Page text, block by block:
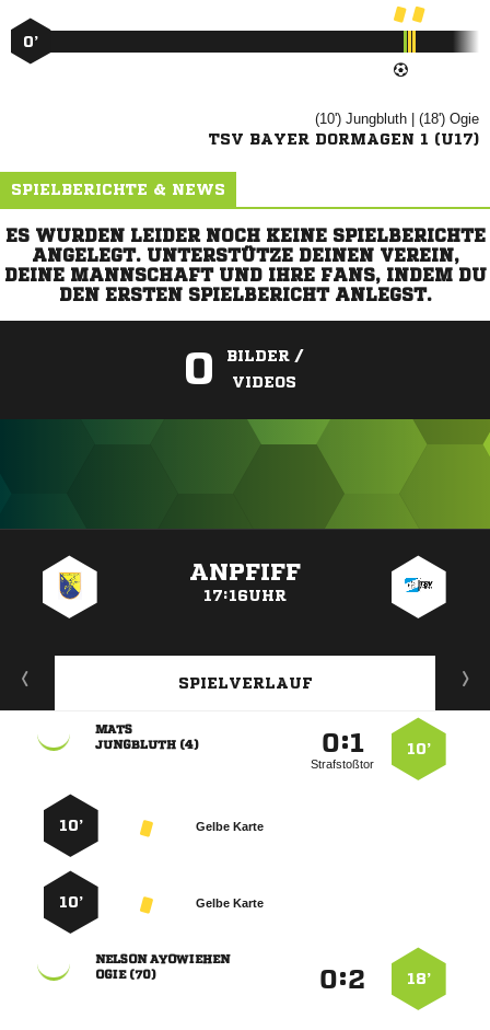
0’
(10')  | (18') 
TSV BAYER DORMAGEN 1 (U17)
SPIELBERICHTE & NEWS
ES WURDEN LEIDER NOCH KEINE SPIELBERICHTE
ANGELEGT. UNTERSTÜTZE DEINEN VEREIN,
DEINE MANNSCHAFT UND IHRE FANS, INDEM DU
DEN ERSTEN SPIELBERICHT ANLEGST.
0
BILDER /
VIDEOS
ANPFIFF
17:16UHR
SPIELVERLAUF
10’
:
Strafstoßtor

 
Gelbe Karte
10’
Gelbe Karte
10’
18’
:
 
 